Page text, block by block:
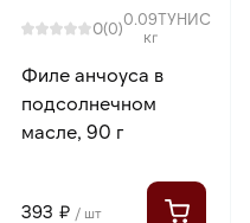
0(0)0.09
кг
ТУНИС
Филе анчоуса в
подсолнечном
масле, 90 г
393 ₽ / шт